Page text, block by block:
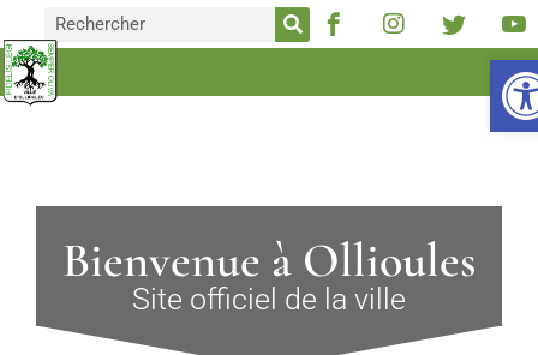
Bienvenue à Ollioules
Site officiel de la ville